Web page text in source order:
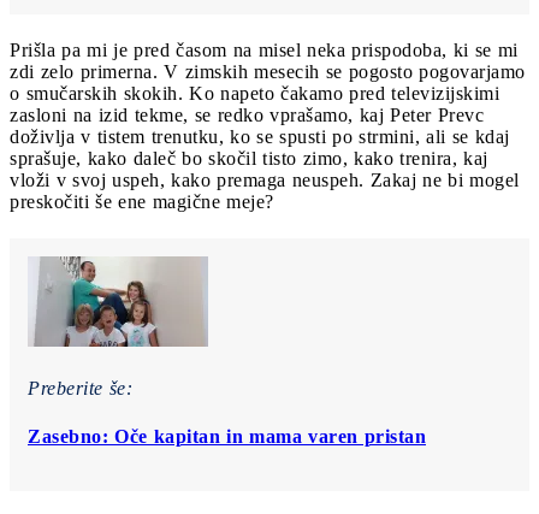
Prišla pa mi je pred časom na misel neka prispodoba, ki se mi
zdi zelo primerna. V zimskih mesecih se pogosto pogovarjamo
o smučarskih skokih. Ko napeto čakamo pred televizijskimi
zasloni na izid tekme, se redko vprašamo, kaj Peter Prevc
doživlja v tistem trenutku, ko se spusti po strmini, ali se kdaj
sprašuje, kako daleč bo skočil tisto zimo, kako trenira, kaj
vloži v svoj uspeh, kako premaga neuspeh. Zakaj ne bi mogel
preskočiti še ene magične meje?
Preberite še:
Zasebno: Oče kapitan in mama varen pristan